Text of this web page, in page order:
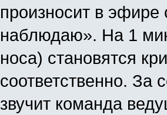
произносит в
наблюдаю». На 1
носа) становятся
соответственно. За
звучит команда